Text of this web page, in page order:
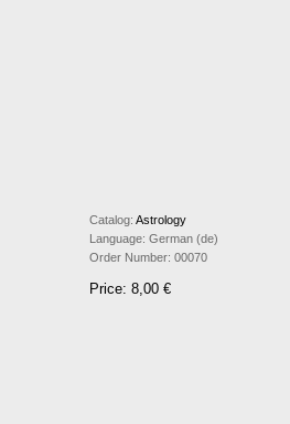
Catalog: Astrology
Language: German (de)
Order Number: 00070
Price: 8,00 €